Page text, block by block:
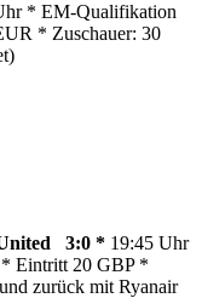
* EM-Qualifikation
* Zuschauer: 30
United 3:0 * 19:45 Uhr
* Eintritt 20 GBP *
zurück mit Ryanair